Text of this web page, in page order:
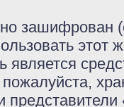
зашифрован
этот
является